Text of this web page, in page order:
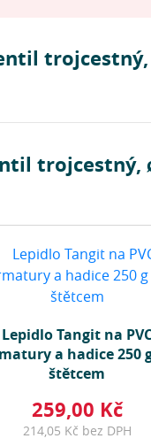
Lepidlo Tangit na
a hadice 250
štětcem
259,00 Kč
214,05 Kč bez DPH